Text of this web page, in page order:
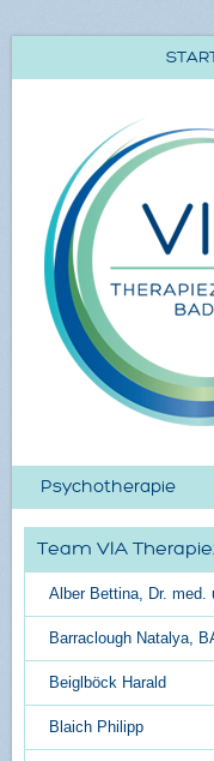
Psychotherapie
Team VIA
Alber Bettina, Dr. med.
Barraclough Natalya,
Beiglböck Harald
Blaich Philipp